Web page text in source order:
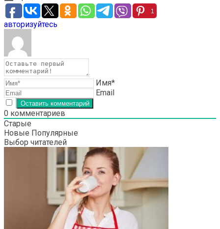
1
авторизуйтесь
Имя*
Email
0 комментариев
Старые
Новые Популярные
Выбор читателей